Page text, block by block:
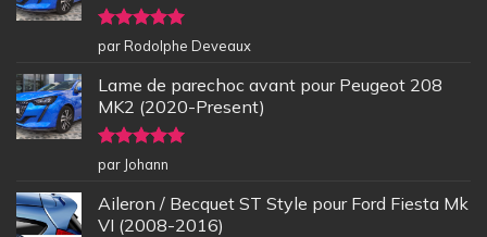
Note5sur
5
par Rodolphe Deveaux
Lame de parechoc avant pour Peugeot 208
MK2 (2020-Present)
Note5sur
5
par Johann
Aileron / Becquet ST Style pour Ford Fiesta Mk
VI (2008-2016)